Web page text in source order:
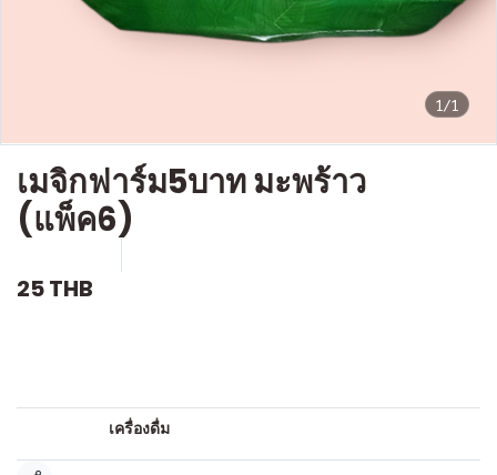
1/1
เมจิกฟาร์ม5บาท มะพร้าว
(แพ็ค6)
25 THB
เครื่องดื่ม